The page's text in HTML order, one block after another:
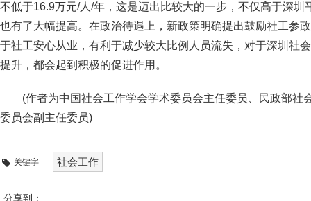
不低于16.9万元/人/年，这是迈出比较大的一步，不仅高于深圳
也有了大幅提高。在政治待遇上，新政策明确提出鼓励社工参
于社工安心从业，有利于减少较大比例人员流失，对于深圳社
提升，都会起到积极的促进作用。
(作者为中国社会工作学会学术委员会主任委员、民政部社
委员会副主任委员)
关键字 社会工作
分享到：